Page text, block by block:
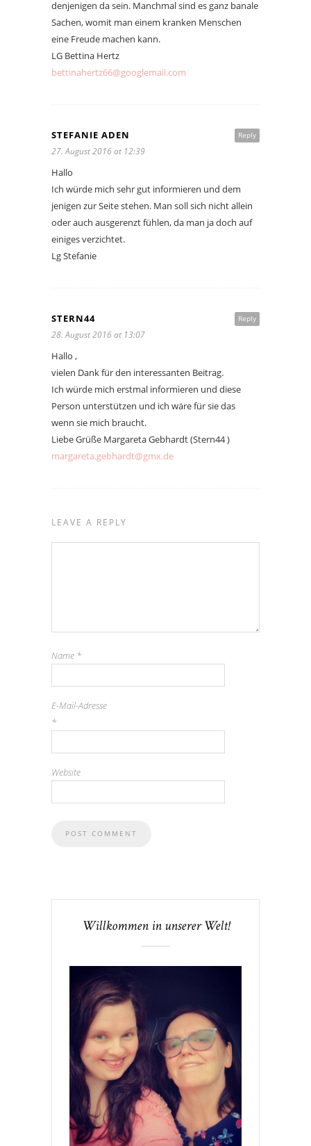
denjenigen da sein. Manchmal sind es ganz banale
Sachen, womit man einem kranken Menschen
eine Freude machen kann.
LG Bettina Hertz
bettinahertz66@googlemail.com
Reply
STEFANIE ADEN
27. August 2016 at 12:39
Hallo
Ich würde mich sehr gut informieren und dem
jenigen zur Seite stehen. Man soll sich nicht allein
oder auch ausgerenzt fühlen, da man ja doch auf
einiges verzichtet.
Lg Stefanie
Reply
STERN44
28. August 2016 at 13:07
Hallo ,
vielen Dank für den interessanten Beitrag.
Ich würde mich erstmal informieren und diese
Person unterstützen und ich wäre für sie das
wenn sie mich braucht.
Liebe Grüße Margareta Gebhardt (Stern44 )
margareta.gebhardt@gmx.de
LEAVE A REPLY
Name *
E-Mail-Adresse
*
Website
Willkommen in unserer Welt!